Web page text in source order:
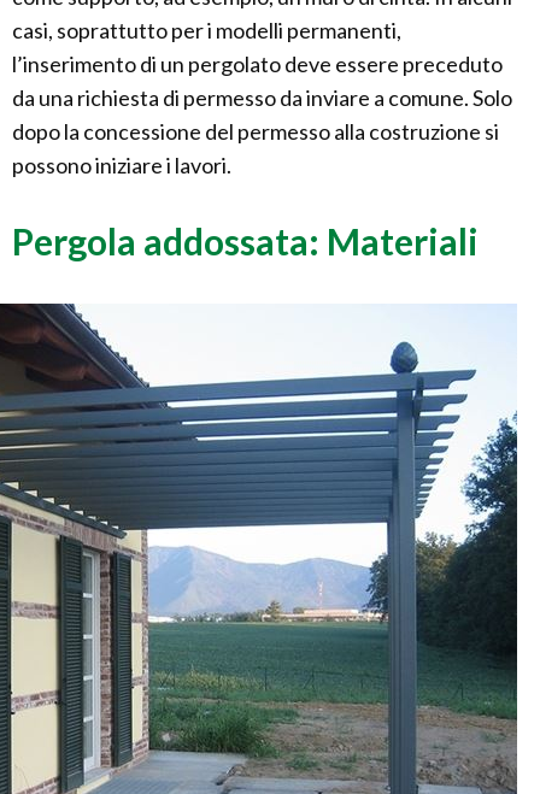
casi, soprattutto per i modelli permanenti,
l’inserimento di un pergolato deve essere preceduto
da una richiesta di permesso da inviare a comune. Solo
dopo la concessione del permesso alla costruzione si
possono iniziare i lavori.
Pergola addossata: Materiali